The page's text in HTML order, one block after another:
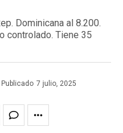
Dominicana al 8.200.
controlado. Tiene 35
Publicado 7 julio, 2025